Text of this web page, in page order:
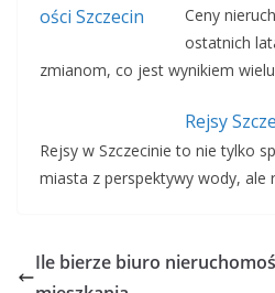
Ceny
ostatnich
zmianom, co jest wynikiem
Rejsy
Rejsy w Szczecinie to nie tylko
miasta z perspektywy wody, ale
Ile bierze biuro